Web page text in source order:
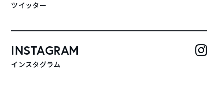
ツイッター
INSTAGRAM
インスタグラム